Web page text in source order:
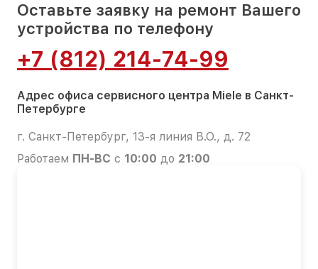
Оставьте заявку на ремонт Вашего
устройства по телефону
+7 (812) 214-74-99
Адрес офиса сервисного центра Miele в Санкт-
Петербурге
г. Санкт-Петербург, 13-я линия В.О., д. 72
Работаем ПН-ВС с 10:00 до 21:00